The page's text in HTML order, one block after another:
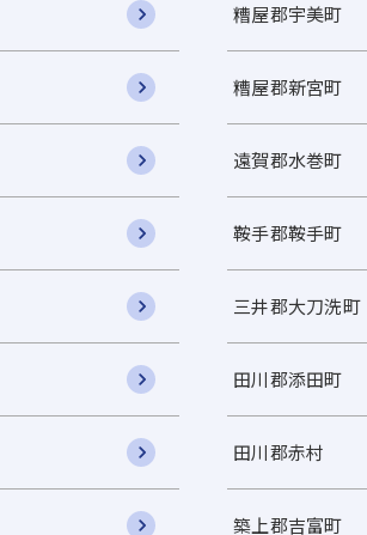
糟屋郡宇美町
糟屋郡新宮町
遠賀郡水巻町
鞍手郡鞍手町
三井郡大刀洗町
田川郡添田町
田川郡赤村
築上郡吉富町